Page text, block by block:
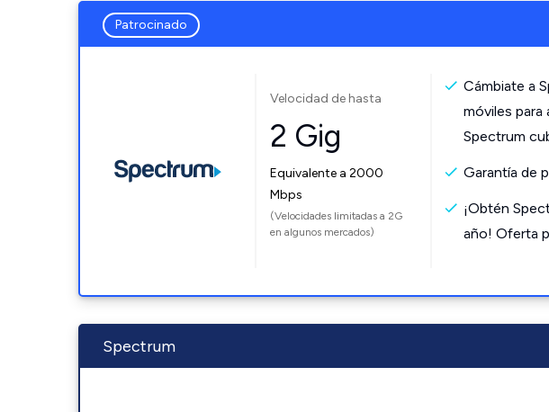
Patrocinado
Velocidad de hasta
2 Gig
Equivalente a 2000
Mbps
(Velocidades limitadas a 2G
en algunos mercados)
Cámbiate a
móviles para
Spectrum
Garantía de
¡Obtén
año! Oferta
Spectrum